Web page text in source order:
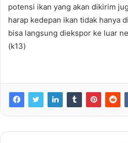
potensi ikan yang akan dikirim
harap kedepan ikan tidak hanya
bisa langsung diekspor ke luar
(k13)